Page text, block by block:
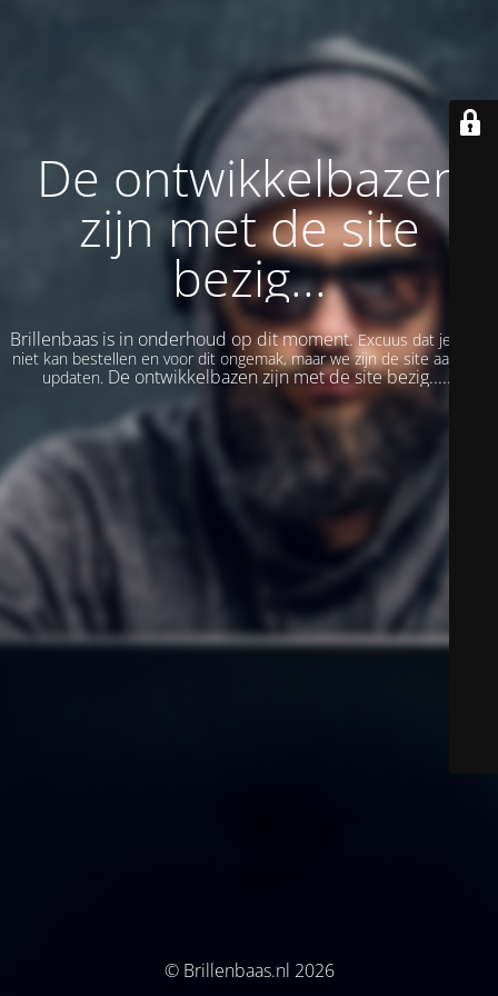
De ontwikkelbazen
zijn met de site
bezig...
Brillenbaas is in onderhoud op dit moment.Excuus dat je even
niet kan bestellen en voor dit ongemak, maar we zijn de site aan het
updaten. De ontwikkelbazen zijn met de site bezig......
© Brillenbaas.nl 2026